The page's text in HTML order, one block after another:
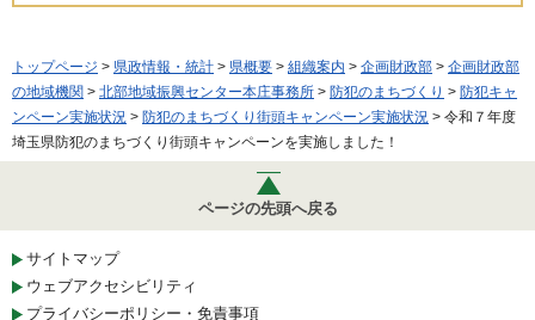
トップページ > 県政情報・統計 > 県概要 > 組織案内 > 企画財政部 > 企画財政部
の地域機関 > 北部地域振興センター本庄事務所 > 防犯のまちづくり > 防犯キャ
ンペーン実施状況 > 防犯のまちづくり街頭キャンペーン実施状況 > 令和７年度
埼玉県防犯のまちづくり街頭キャンペーンを実施しました！
ページの先頭へ戻る
サイトマップ
ウェブアクセシビリティ
プライバシーポリシー・免責事項